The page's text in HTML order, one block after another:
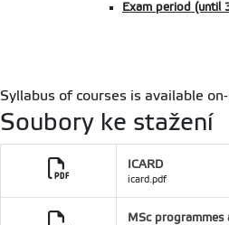
Exam period (until
Syllabus of courses is available
Soubory ke stažení
ICARD
icard.pdf
MSc programmes